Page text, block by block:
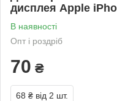
дисплея Apple
В наявності
Опт і роздріб
70 ₴
68 ₴ від 2 шт.